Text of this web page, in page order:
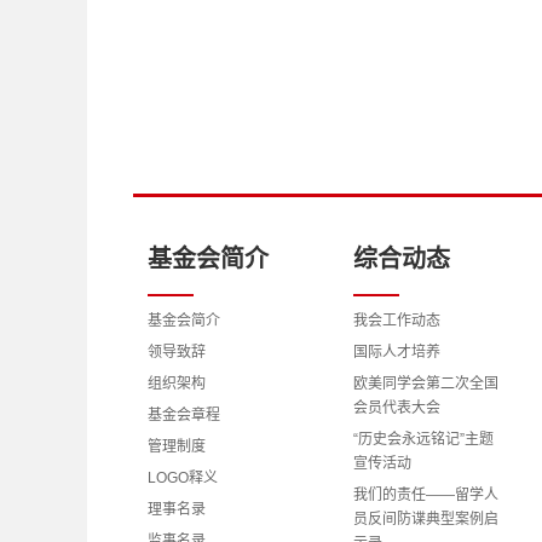
基金会简介
基金会简介
领导致辞
组织架构
基金会章程
管理制度
LOGO释义
理事名录
综合动态
我会工作动态
国际人才培养
欧美同学会第二次全国
会员代表大会
“历史会永远铭记”主题
宣传活动
我们的责任——留学人
员反间防谍典型案例启